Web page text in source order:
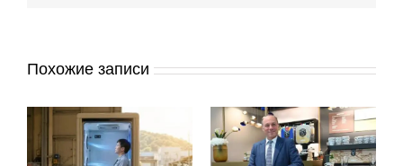
Похожие записи